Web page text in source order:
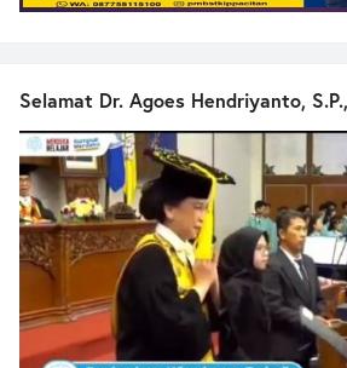
Selamat Dr. Agoes Hendriyanto,